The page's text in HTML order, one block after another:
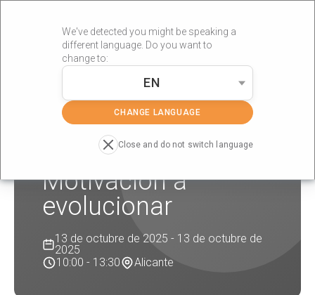
We've detected you might be speaking a
different language. Do you want to
change to:
EN
CHANGE LANGUAGE
Close and do not switch language
»
Motivación a
evolucionar
13 de octubre de 2025 - 13 de octubre de
2025
10:00 - 13:30
Alicante